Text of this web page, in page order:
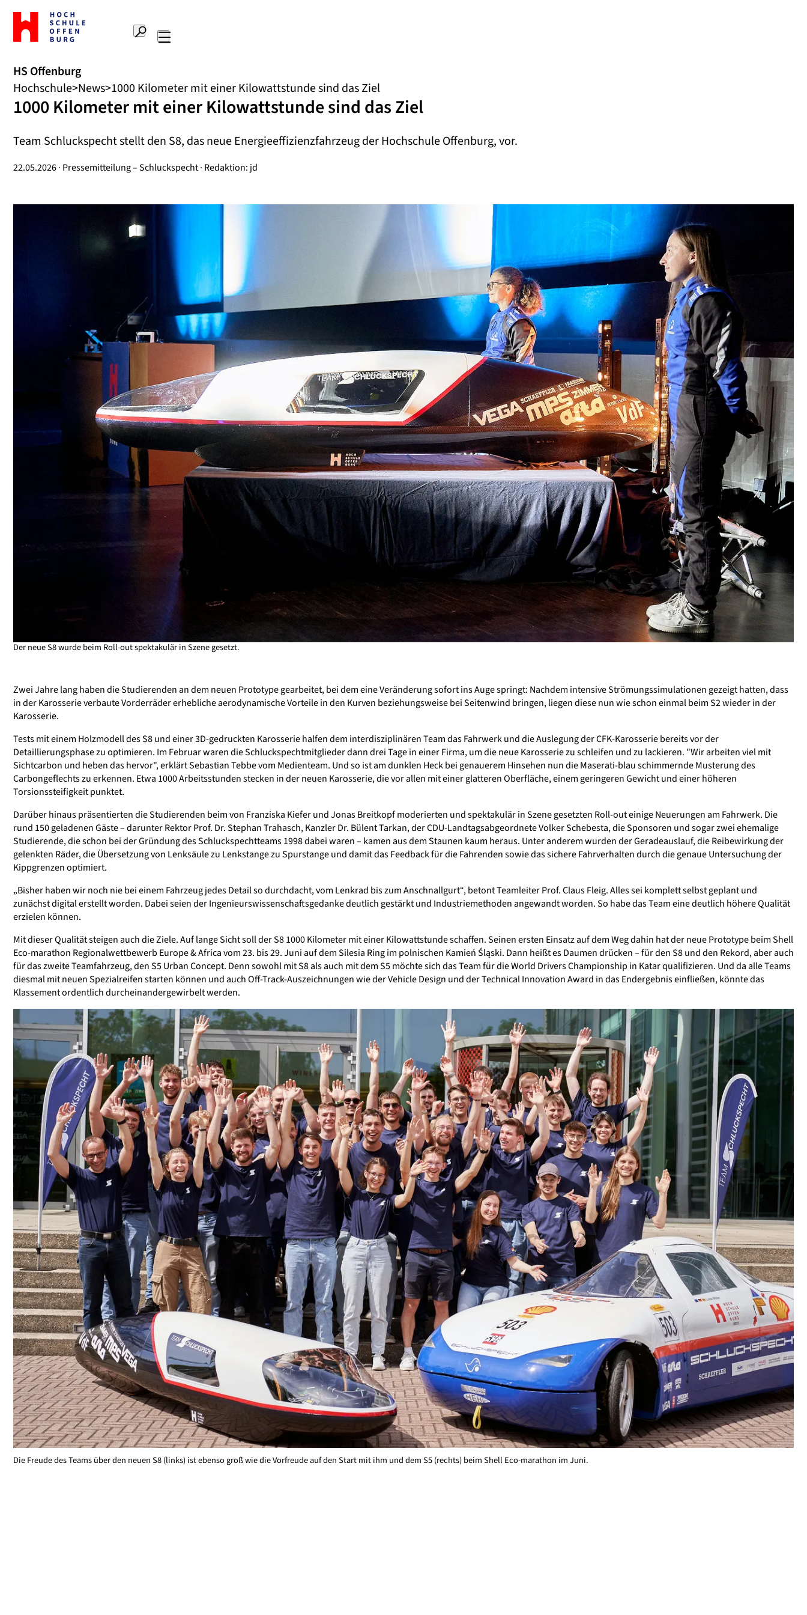
Zur
Startseite
Hochschule
Suche
HS Offenburg
Hochschule News 1000 Kilometer mit einer Kilowattstunde sind das Ziel
1000 Kilometer mit einer Kilowattstunde sind das Ziel
Team Schluckspecht stellt den S8, das neue Energieeffizienzfahrzeug der Hochschule Offenburg, vor.
22.05.2026 · Pressemitteilung – Schluckspecht · Redaktion: jd
Der neue S8 wurde beim Roll-out spektakulär in Szene gesetzt.
Zwei Jahre lang haben die Studierenden an dem neuen Prototype gearbeitet, bei dem eine Veränderung sofort ins Auge springt: Nachdem intensive Strömungssimulationen gezeigt hatten, dass
in der Karosserie verbaute Vorderräder erhebliche aerodynamische Vorteile in den Kurven beziehungsweise bei Seitenwind bringen, liegen diese nun wie schon einmal beim S2 wieder in der
Karosserie.
Tests mit einem Holzmodell des S8 und einer 3D-gedruckten Karosserie halfen dem interdisziplinären Team das Fahrwerk und die Auslegung der CFK-Karosserie bereits vor der
Detaillierungsphase zu optimieren. Im Februar waren die Schluckspechtmitglieder dann drei Tage in einer Firma, um die neue Karosserie zu schleifen und zu lackieren. "Wir arbeiten viel mit
Sichtcarbon und heben das hervor", erklärt Sebastian Tebbe vom Medienteam. Und so ist am dunklen Heck bei genauerem Hinsehen nun die Maserati-blau schimmernde Musterung des
Carbongeflechts zu erkennen. Etwa 1000 Arbeitsstunden stecken in der neuen Karosserie, die vor allen mit einer glatteren Oberfläche, einem geringeren Gewicht und einer höheren
Torsionssteifigkeit punktet.
Darüber hinaus präsentierten die Studierenden beim von Franziska Kiefer und Jonas Breitkopf moderierten und spektakulär in Szene gesetzten Roll-out einige Neuerungen am Fahrwerk. Die
rund 150 geladenen Gäste – darunter Rektor Prof. Dr. Stephan Trahasch, Kanzler Dr. Bülent Tarkan, der CDU-Landtagsabgeordnete Volker Schebesta, die Sponsoren und sogar zwei ehemalige
Studierende, die schon bei der Gründung des Schluckspechtteams 1998 dabei waren – kamen aus dem Staunen kaum heraus. Unter anderem wurden der Geradeauslauf, die Reibewirkung der
gelenkten Räder, die Übersetzung von Lenksäule zu Lenkstange zu Spurstange und damit das Feedback für die Fahrenden sowie das sichere Fahrverhalten durch die genaue Untersuchung der
Kippgrenzen optimiert.
„Bisher haben wir noch nie bei einem Fahrzeug jedes Detail so durchdacht, vom Lenkrad bis zum Anschnallgurt“, betont Teamleiter Prof. Claus Fleig. Alles sei komplett selbst geplant und
zunächst digital erstellt worden. Dabei seien der Ingenieurswissenschaftsgedanke deutlich gestärkt und Industriemethoden angewandt worden. So habe das Team eine deutlich höhere Qualität
erzielen können.
Mit dieser Qualität steigen auch die Ziele. Auf lange Sicht soll der S8 1000 Kilometer mit einer Kilowattstunde schaffen. Seinen ersten Einsatz auf dem Weg dahin hat der neue Prototype beim Shell
Eco-marathon Regionalwettbewerb Europe & Africa vom 23. bis 29. Juni auf dem Silesia Ring im polnischen Kamień Śląski. Dann heißt es Daumen drücken – für den S8 und den Rekord, aber auch
für das zweite Teamfahrzeug, den S5 Urban Concept. Denn sowohl mit S8 als auch mit dem S5 möchte sich das Team für die World Drivers Championship in Katar qualifizieren. Und da alle Teams
diesmal mit neuen Spezialreifen starten können und auch Off-Track-Auszeichnungen wie der Vehicle Design und der Technical Innovation Award in das Endergebnis einfließen, könnte das
Klassement ordentlich durcheinandergewirbelt werden.
Die Freude des Teams über den neuen S8 (links) ist ebenso groß wie die Vorfreude auf den Start mit ihm und dem S5 (rechts) beim Shell Eco-marathon im Juni.